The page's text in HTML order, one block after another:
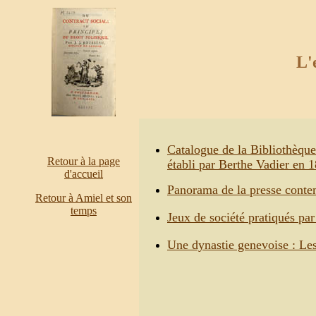
Retour à la page
d'accueil
Retour à Amiel et son
temps
Catalogue de la
établi par Berthe Vadier en
Panorama de la presse
Jeux de société pratiqués
Une dynastie genevoise :